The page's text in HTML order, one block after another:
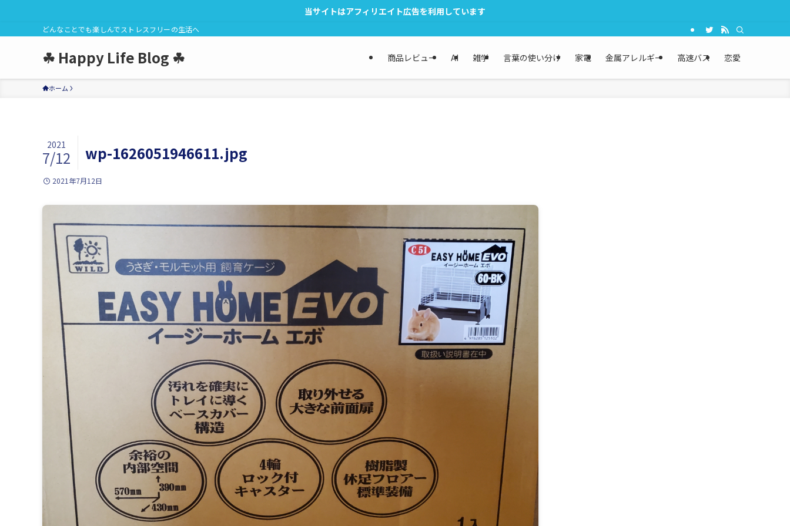
当サイトはアフィリエイト広告を利用しています
どんなことでも楽しんでストレスフリーの生活へ
☘ Happy Life Blog ☘ 商品レビュー AI 雑学 言葉の使い分け 家電 金属アレルギー 高速バス 恋愛
ホーム
wp-1626051946611.jpg
2021
7/12
2021年7月12日